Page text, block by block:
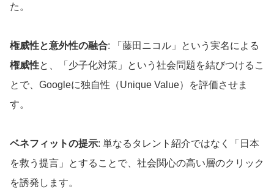
た。
権威性と意外性の融合: 「藤田ニコル」という実名による
権威性と、「少子化対策」という社会問題を結びつけるこ
とで、Googleに独自性（Unique Value）を評価させま
す。
ベネフィットの提示: 単なるタレント紹介ではなく「日本
を救う提言」とすることで、社会関心の高い層のクリック
を誘発します。